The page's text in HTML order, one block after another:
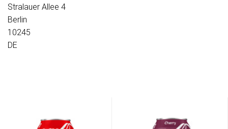
Stralauer Allee 4
Berlin
10245
DE